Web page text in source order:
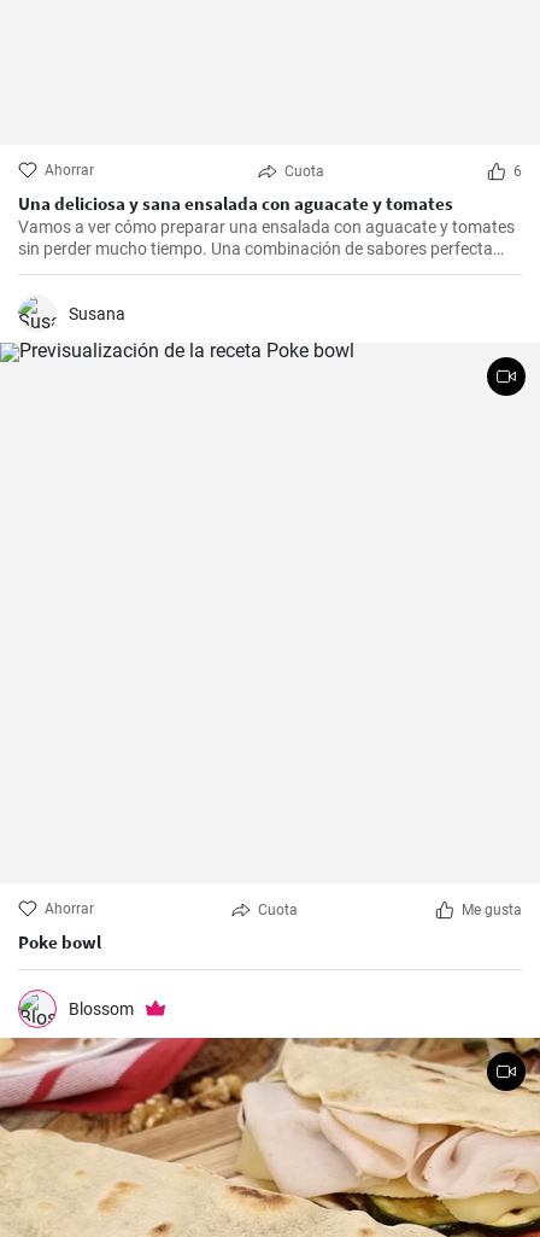
Ahorrar Cuota 6
Una deliciosa y sana ensalada con aguacate y tomates
Vamos a ver cómo preparar una ensalada con aguacate y tomates
sin perder mucho tiempo. Una combinación de sabores perfecta
para el verano.
Susana
Ahorrar Cuota Me gusta
Poke bowl
Blossom